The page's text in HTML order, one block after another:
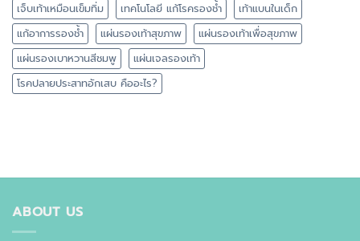
เจ็บเท้าเหมือนเข็มทิ่ม
เทคโนโลยี แก้โรครองช้ำ
เท้าแบนในเด็ก
แก้อาการรองช้ำ
แผ่นรองเท้าสุขภาพ
แผ่นรองเท้าเพื่อสุขภาพ
แผ่นรองเบาหวานสีชมพู
แผ่นเจลรองเท้า
โรคปลายประสาทอักเสบ คืออะไร?
ABOUT US